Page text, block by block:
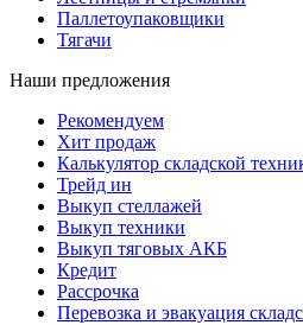
Паллетоупаковщики
Тягачи
Наши предложения
Рекомендуем
Хит продаж
Калькулятор складской
Трейд ин
Выкуп стеллажей
Выкуп техники
Выкуп тяговых АКБ
Кредит
Рассрочка
Перевозка и эвакуация